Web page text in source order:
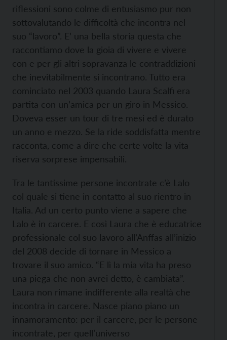
riflessioni sono colme di entusiasmo pur non
sottovalutando le difficoltà che incontra nel
suo “lavoro”. E’ una bella storia questa che
raccontiamo dove la gioia di vivere e vivere
con e per gli altri sopravanza le contraddizioni
che inevitabilmente si incontrano. Tutto era
cominciato nel 2003 quando Laura Scalfi era
partita con un’amica per un giro in Messico.
Doveva esser un tour di tre mesi ed è durato
un anno e mezzo. Se la ride soddisfatta mentre
racconta, come a dire che certe volte la vita
riserva sorprese impensabili.
Tra le tantissime persone incontrate c’è Lalo
col quale si tiene in contatto al suo rientro in
Italia. Ad un certo punto viene a sapere che
Lalo è in carcere. E così Laura che è educatrice
professionale col suo lavoro all’Anffas all’inizio
del 2008 decide di tornare in Messico a
trovare il suo amico. “E lì la mia vita ha preso
una piega che non avrei detto, è cambiata”.
Laura non rimane indifferente alla realtà che
incontra in carcere. Nasce piano piano un
innamoramento: per il carcere, per le persone
incontrate, per quell’universo